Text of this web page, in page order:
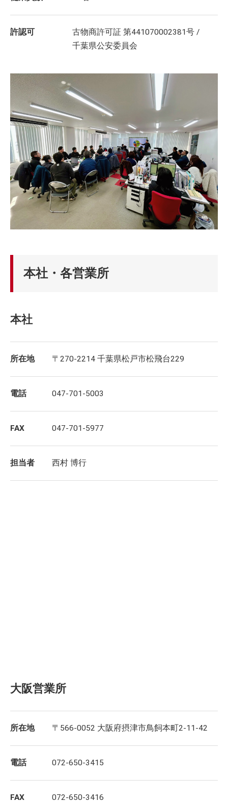
許認可
古物商許可証 第441070002381号 /
千葉県公安委員会
本社・各営業所
本社
所在地 〒270-2214 千葉県松戸市松飛台229
電話 047-701-5003
FAX 047-701-5977
担当者 西村 博行
大阪営業所
所在地 〒566-0052 大阪府摂津市鳥飼本町2-11-42
電話 072-650-3415
FAX 072-650-3416